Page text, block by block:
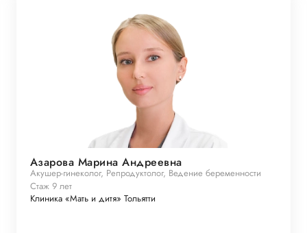
Азарова Марина Андреевна
Акушер-гинеколог, Репродуктолог, Ведение беременности
Стаж 9 лет
Клиника «Мать и дитя» Тольятти